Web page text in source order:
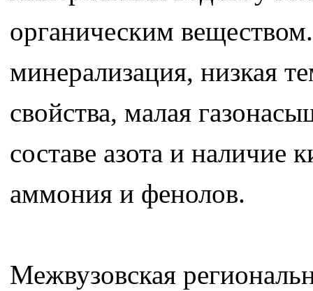
органическим
минерализация, низкая
свойства, малая
составе азота и
аммония и фенолов.
Межвузовская